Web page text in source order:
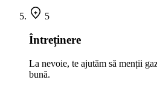
5
Întreținere
La nevoie, te ajutăm să menții
bună.